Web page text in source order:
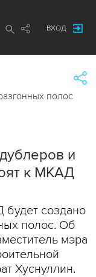
ВХОД
полос
и
к МКАД
создано
полос. Об
мэра
Хуснуллин.